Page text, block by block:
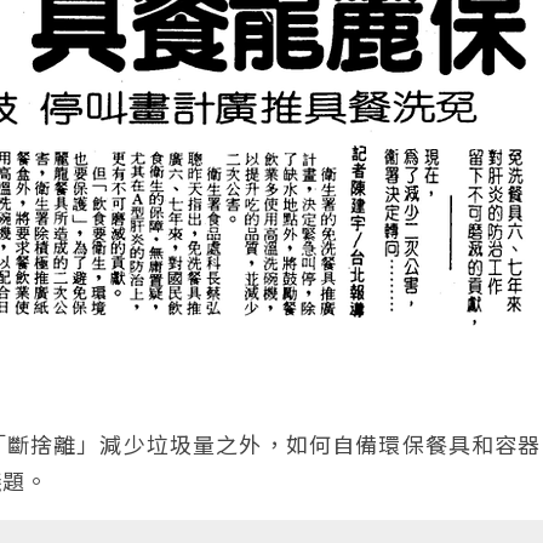
捨離」減少垃圾量之外，如何自備環保餐具和容
。